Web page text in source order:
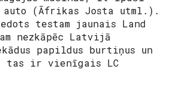
auto (Āfrikas Josta utml.).
testam jaunais Land
nezkāpēc Latvijā
papildus burtiņus un
tas ir vienīgais LC